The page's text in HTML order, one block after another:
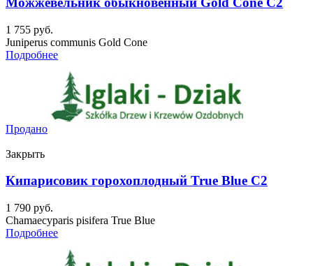
1 755 руб.
Juniperus communis Gold Cone
Подробнее
Продано
Закрыть
Кипарисовик горохоплодный True Blue C2
1 790 руб.
Chamaecyparis pisifera True Blue
Подробнее